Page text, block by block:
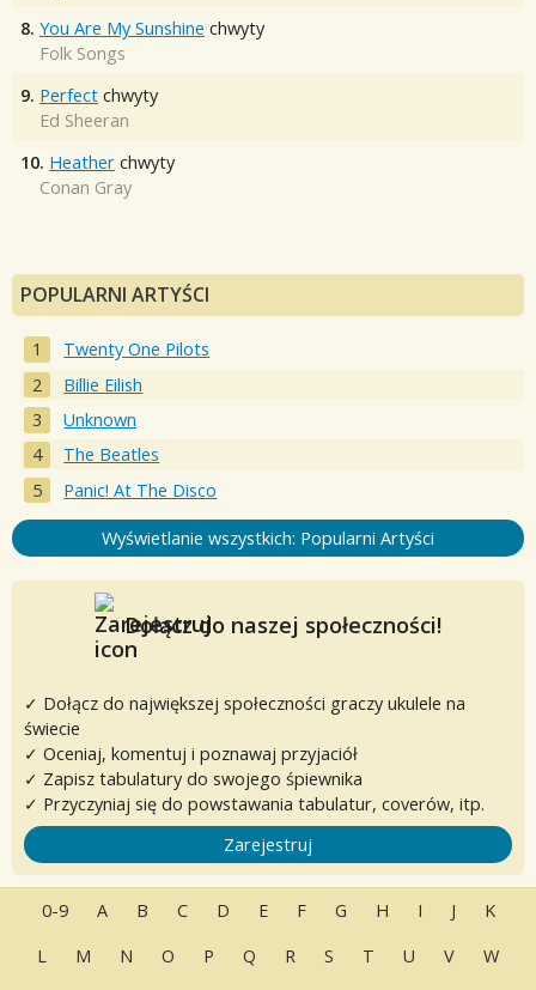
8. You Are My Sunshine chwyty
Folk Songs
9. Perfect chwyty
Ed Sheeran
10. Heather chwyty
Conan Gray
POPULARNI ARTYŚCI
Twenty One Pilots
Billie Eilish
Unknown
The Beatles
Panic! At The Disco
Wyświetlanie wszystkich: Popularni Artyści
Dołącz do naszej społeczności!
✓ Dołącz do największej społeczności graczy ukulele na
świecie
✓ Oceniaj, komentuj i poznawaj przyjaciół
✓ Zapisz tabulatury do swojego śpiewnika
✓ Przyczyniaj się do powstawania tabulatur, coverów, itp.
Zarejestruj
0-9 A B C D E F G H I J
K
L
M N O P Q R S T U V
W